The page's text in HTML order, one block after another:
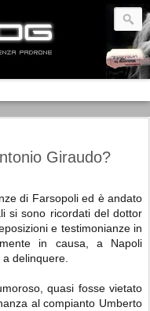
Giraudo?
di Farsopoli ed è andato
si sono ricordati del dottor
e testimonianze in
in causa, a Napoli
delinquere.
quasi fosse vietato
al compianto Umberto